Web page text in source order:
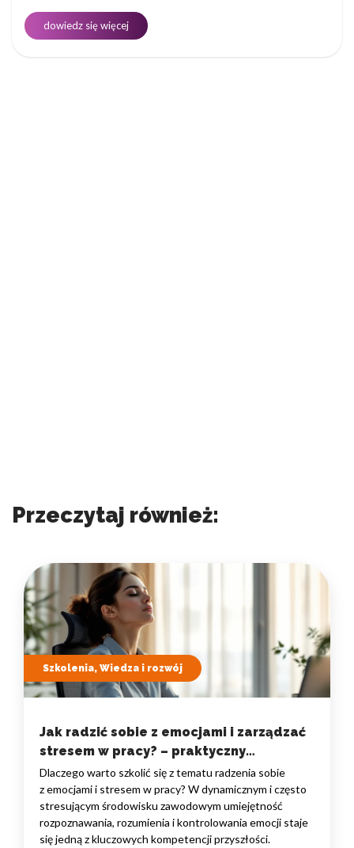
dowiedz się więcej
Przeczytaj również:
Szkolenia, Wiedza i rozwój
Jak radzić sobie z emocjami i zarządzać
stresem w pracy? – praktyczny
przewodnik
Dlaczego warto szkolić się z tematu radzenia sobie
z emocjami i stresem w pracy? W dynamicznym i często
stresującym środowisku zawodowym umiejętność
rozpoznawania, rozumienia i kontrolowania emocji staje
się jedną z kluczowych kompetencji przyszłości.